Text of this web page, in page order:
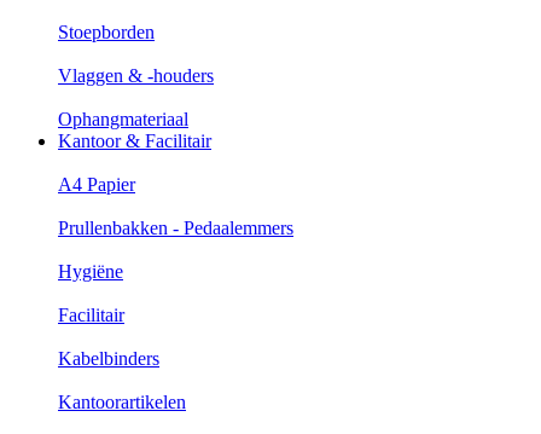
Stoepborden
Vlaggen & -houders
Ophangmateriaal
Kantoor & Facilitair
A4 Papier
Prullenbakken - Pedaalemmers
Hygiëne
Facilitair
Kabelbinders
Kantoorartikelen